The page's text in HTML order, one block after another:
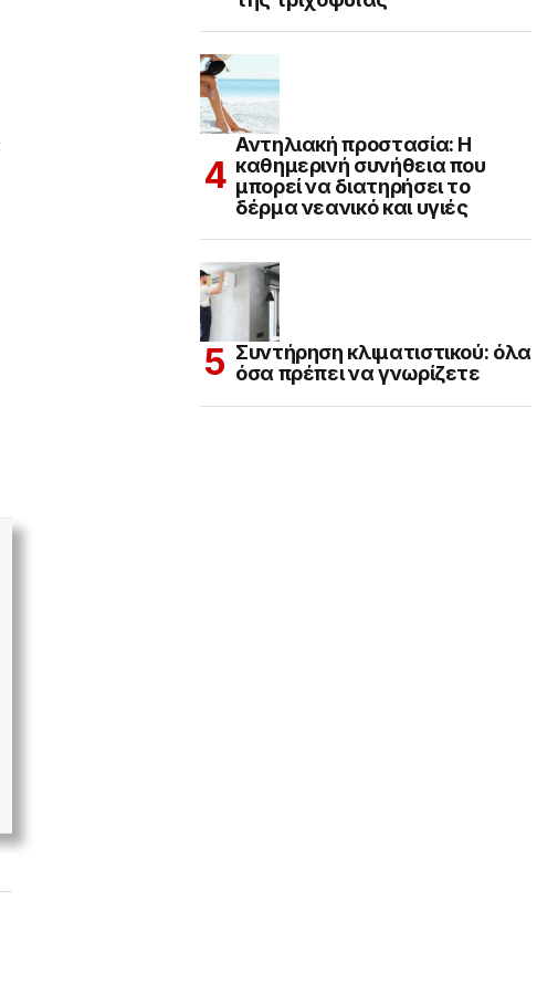
Αντηλιακή προστασία: Η
καθημερινή συνήθεια που
μπορεί να διατηρήσει το
δέρμα νεανικό και υγιές
Συντήρηση κλιματιστικού: όλα
όσα πρέπει να γνωρίζετε